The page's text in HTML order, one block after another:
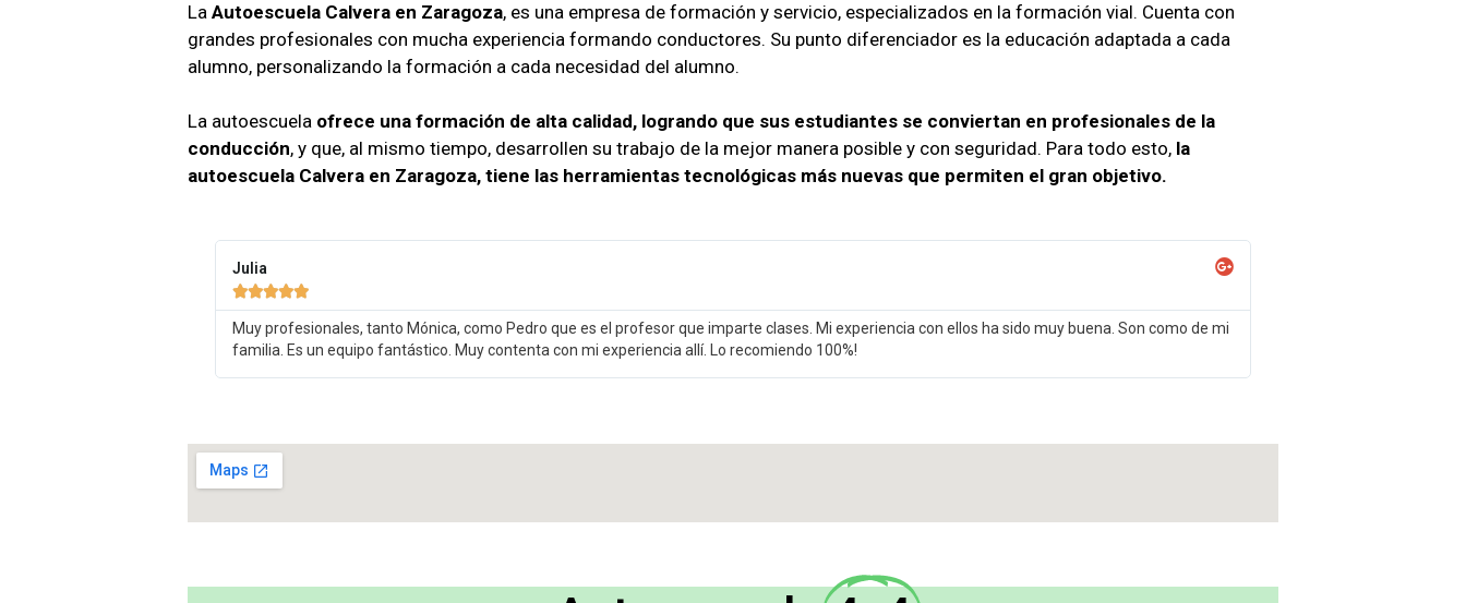
La Autoescuela Calvera en Zaragoza, es una empresa de formación y servicio, especializados en la formación vial. Cuenta con
grandes profesionales con mucha experiencia formando conductores. Su punto diferenciador es la educación adaptada a cada
alumno, personalizando la formación a cada necesidad del alumno.
La autoescuela ofrece una formación de alta calidad, logrando que sus estudiantes se conviertan en profesionales de la
conducción, y que, al mismo tiempo, desarrollen su trabajo de la mejor manera posible y con seguridad. Para todo esto, la
autoescuela Calvera en Zaragoza, tiene las herramientas tecnológicas más nuevas que permiten el gran objetivo.
Julia

Muy profesionales, tanto Mónica, como Pedro que es el profesor que imparte clases. Mi experiencia con ellos ha sido muy buena. Son como de mi
familia. Es un equipo fantástico. Muy contenta con mi experiencia allí. Lo recomiendo 100%!